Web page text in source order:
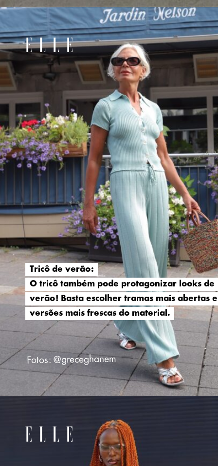
Tricô de verão:
O tricô também pode protagonizar looks de
verão! Basta escolher tramas mais abertas e
versões mais frescas do material.
Tricô de verão:
O tricô também pode protagonizar looks de
verão! Basta escolher tramas mais abertas e
versões mais frescas do material.
Fotos: @greceghanem